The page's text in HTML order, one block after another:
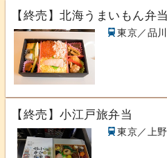
【終売】北海うまいもん弁当
東京／品
【終売】小江戸旅弁当
東京／上